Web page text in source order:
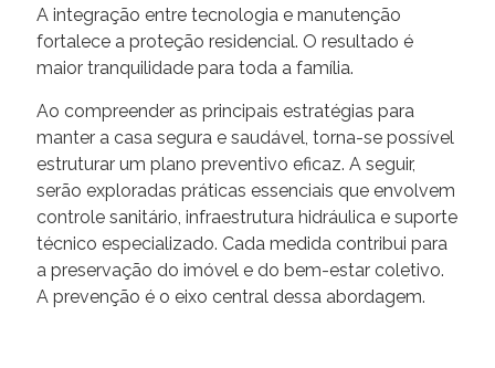
A integração entre tecnologia e manutenção
fortalece a proteção residencial. O resultado é
maior tranquilidade para toda a família.
Ao compreender as principais estratégias para
manter a casa segura e saudável, torna-se possível
estruturar um plano preventivo eficaz. A seguir,
serão exploradas práticas essenciais que envolvem
controle sanitário, infraestrutura hidráulica e suporte
técnico especializado. Cada medida contribui para
a preservação do imóvel e do bem-estar coletivo.
A prevenção é o eixo central dessa abordagem.